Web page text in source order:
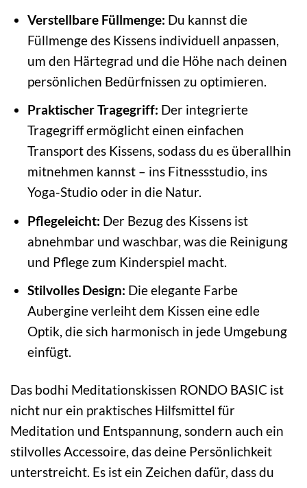
Verstellbare Füllmenge: Du kannst die
Füllmenge des Kissens individuell anpassen,
um den Härtegrad und die Höhe nach deinen
persönlichen Bedürfnissen zu optimieren.
Praktischer Tragegriff: Der integrierte
Tragegriff ermöglicht einen einfachen
Transport des Kissens, sodass du es überallhin
mitnehmen kannst – ins Fitnessstudio, ins
Yoga-Studio oder in die Natur.
Pflegeleicht: Der Bezug des Kissens ist
abnehmbar und waschbar, was die Reinigung
und Pflege zum Kinderspiel macht.
Stilvolles Design: Die elegante Farbe
Aubergine verleiht dem Kissen eine edle
Optik, die sich harmonisch in jede Umgebung
einfügt.
Das bodhi Meditationskissen RONDO BASIC ist
nicht nur ein praktisches Hilfsmittel für
Meditation und Entspannung, sondern auch ein
stilvolles Accessoire, das deine Persönlichkeit
unterstreicht. Es ist ein Zeichen dafür, dass du